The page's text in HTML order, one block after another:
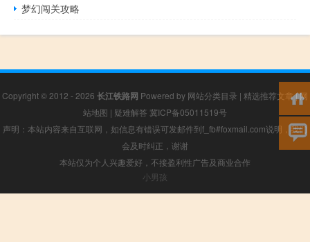
梦幻闯关攻略
Copyright © 2012 - 2026 长江铁路网 Powered by 网站分类目录 | 精选推荐文章|网
站地图 | 疑难解答 冀ICP备05011519号
声明：本站内容来自互联网，如信息有错误可发邮件到f_fb#foxmail.com说明，我们
会及时纠正，谢谢
本站仅为个人兴趣爱好，不接盈利性广告及商业合作
小男孩